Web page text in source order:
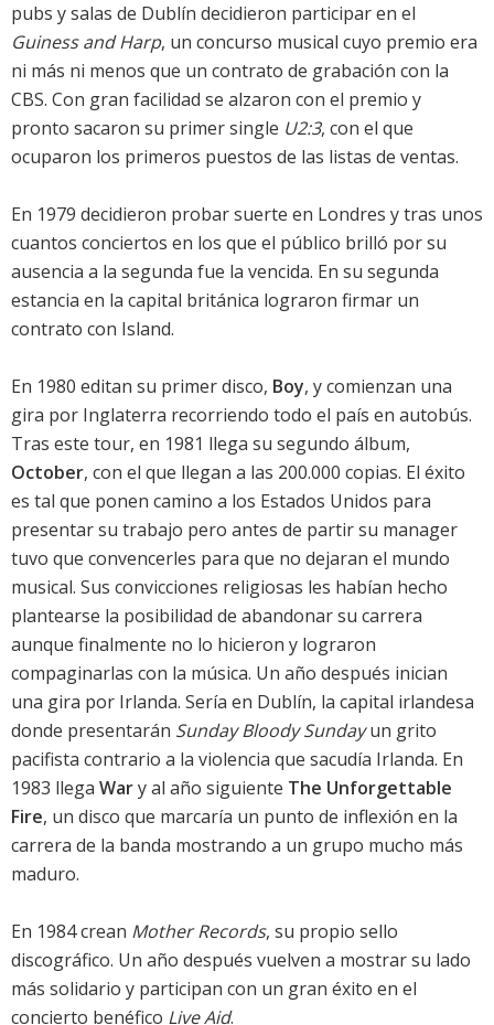
pubs y salas de Dublín decidieron participar en el
Guiness and Harp, un concurso musical cuyo premio era
ni más ni menos que un contrato de grabación con la
CBS. Con gran facilidad se alzaron con el premio y
pronto sacaron su primer single U2:3, con el que
ocuparon los primeros puestos de las listas de ventas.
En 1979 decidieron probar suerte en Londres y tras unos
cuantos conciertos en los que el público brilló por su
ausencia a la segunda fue la vencida. En su segunda
estancia en la capital británica lograron firmar un
contrato con Island.
En 1980 editan su primer disco, Boy, y comienzan una
gira por Inglaterra recorriendo todo el país en autobús.
Tras este tour, en 1981 llega su segundo álbum,
October, con el que llegan a las 200.000 copias. El éxito
es tal que ponen camino a los Estados Unidos para
presentar su trabajo pero antes de partir su manager
tuvo que convencerles para que no dejaran el mundo
musical. Sus convicciones religiosas les habían hecho
plantearse la posibilidad de abandonar su carrera
aunque finalmente no lo hicieron y lograron
compaginarlas con la música. Un año después inician
una gira por Irlanda. Sería en Dublín, la capital irlandesa
donde presentarán Sunday Bloody Sundayun grito
pacifista contrario a la violencia que sacudía Irlanda. En
1983 llega Wary al año siguiente The Unforgettable
Fire, un disco que marcaría un punto de inflexión en la
carrera de la banda mostrando a un grupo mucho más
maduro.
En 1984 crean Mother Records, su propio sello
discográfico. Un año después vuelven a mostrar su lado
más solidario y participan con un gran éxito en el
concierto benéfico Live Aid.